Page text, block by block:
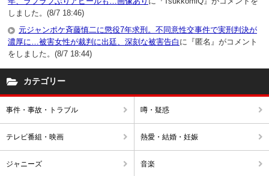
しました。(8/7 18:46)
元ジャンポケ斉藤慎二に懲役7年求刑。不同意性交事件で実刑判決が
濃厚に…被害女性が裁判に出廷、深刻な被害告白 に『匿名』がコメント
をしました。(8/7 18:44)
カテゴリー
事件・事故・トラブル 噂・疑惑
テレビ番組・映画 熱愛・結婚・妊娠
ジャニーズ 音楽